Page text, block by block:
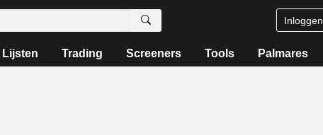
Inloggen
Lijsten Trading Screeners Tools Palmares